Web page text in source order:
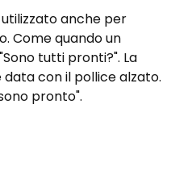
anche per
Come quando un
tutti pronti?". La
con il pollice alzato.
pronto".